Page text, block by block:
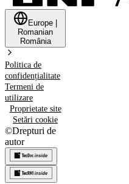
Europe
Romanian
România
Politica de
confidențialitate
Termeni de
utilizare
Proprietate site
Setări cookie
©Drepturi de
autor